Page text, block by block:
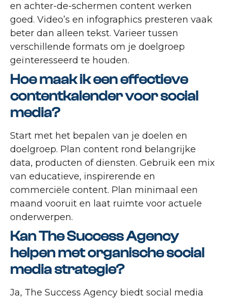
en achter-de-schermen content werken
goed. Video’s en infographics presteren vaak
beter dan alleen tekst. Varieer tussen
verschillende formats om je doelgroep
geïnteresseerd te houden.
Hoe maak ik een effectieve
contentkalender voor social
media?
Start met het bepalen van je doelen en
doelgroep. Plan content rond belangrijke
data, producten of diensten. Gebruik een mix
van educatieve, inspirerende en
commerciële content. Plan minimaal een
maand vooruit en laat ruimte voor actuele
onderwerpen.
Kan The Success Agency
helpen met organische social
media strategie?
Ja, The Success Agency biedt social media